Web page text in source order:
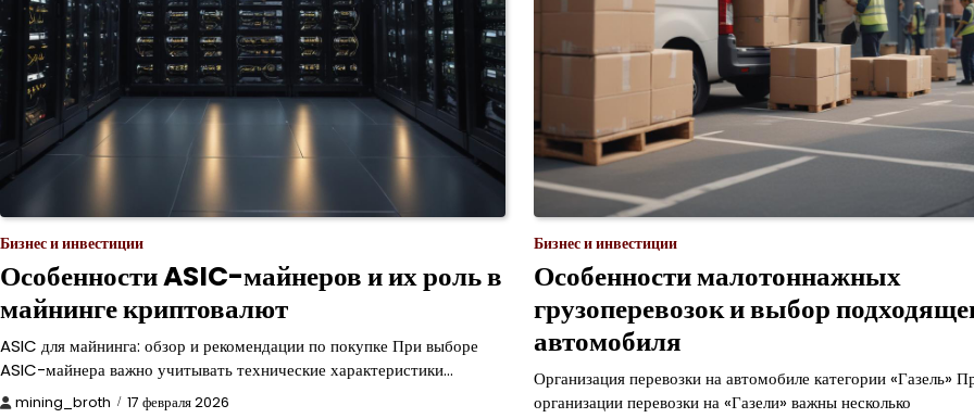
Бизнес и инвестиции
Особенности ASIC-майнеров и их роль в
майнинге криптовалют
ASIC для майнинга: обзор и рекомендации по покупке При выборе
ASIC-майнера важно учитывать технические характеристики…
mining_broth 17 февраля 2026
Бизнес и инвестиции
Особенности малотоннажных
грузоперевозок и выбор
автомобиля
Организация перевозки на автомобиле категории «Газель»
организации перевозки на «Газели» важны несколько